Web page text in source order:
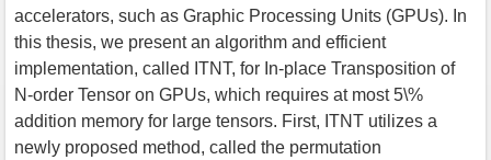
accelerators, such as Graphic Processing Units (GPUs). In
this thesis, we present an algorithm and efficient
implementation, called ITNT, for In-place Transposition of
N-order Tensor on GPUs, which requires at most 5\%
addition memory for large tensors. First, ITNT utilizes a
newly proposed method, called the permutation